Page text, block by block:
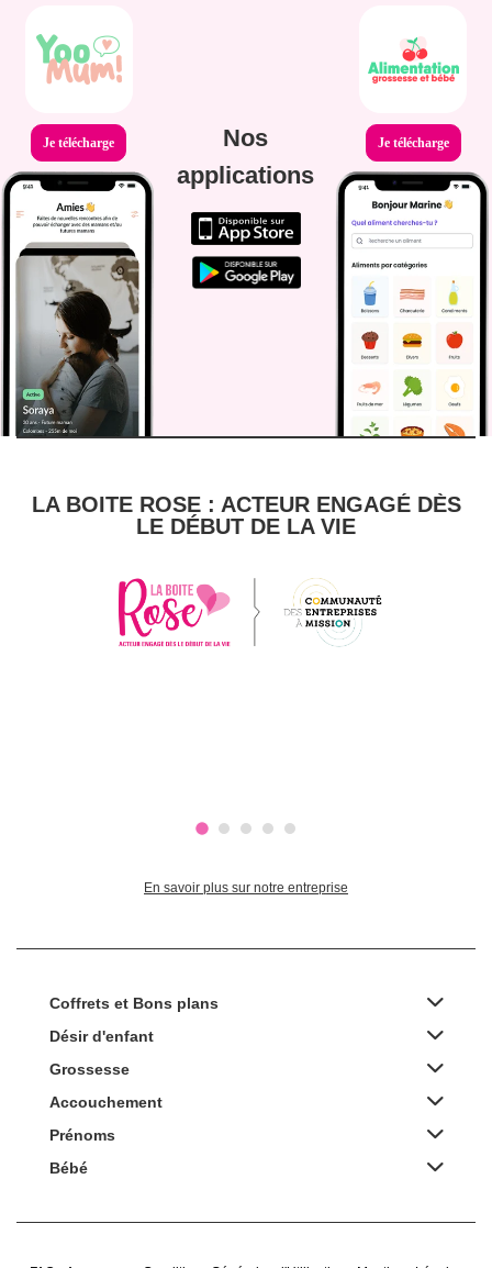
Je télécharge
Nos
applications
Je télécharge
LA BOITE ROSE : ACTEUR ENGAGÉ DÈS
LE DÉBUT DE LA VIE
En savoir plus sur notre entreprise
Coffrets et Bons plans
Désir d'enfant
Grossesse
Accouchement
Prénoms
Bébé